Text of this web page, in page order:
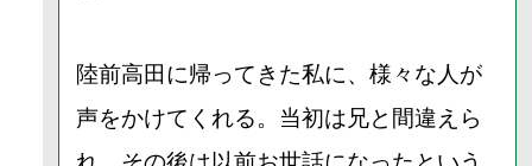
陸前高田に帰ってきた私に、様々な人が
声をかけてくれる。当初は兄と間違えら